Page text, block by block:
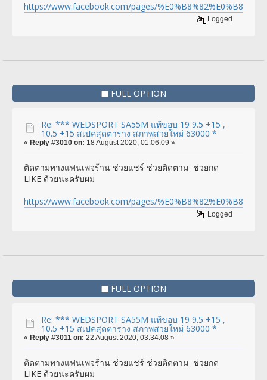
https://www.facebook.com/pages/
Logged
FULL OPTION
Re: *** WEDSPORT SA55M แท้ขอบ 19 9.5 +15 ,
10.5 +15 สเปคสุดตาราง สภาพสวยใหม่ 63000 *
« Reply #3010 on: 18 August 2020, 01:06:09 »
ติดตามทางแฟนเพจร้าน ช่วยแชร์ ช่วยติดตาม ช่วยกด
LIKE ด้วยนะครับผม
https://www.facebook.com/pages/
Logged
FULL OPTION
Re: *** WEDSPORT SA55M แท้ขอบ 19 9.5 +15 ,
10.5 +15 สเปคสุดตาราง สภาพสวยใหม่ 63000 *
« Reply #3011 on: 22 August 2020, 03:34:08 »
ติดตามทางแฟนเพจร้าน ช่วยแชร์ ช่วยติดตาม ช่วยกด
LIKE ด้วยนะครับผม